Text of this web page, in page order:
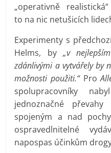
„operativně
to na nic netušicích
Experimenty s
Helms, by „v
zdánlivými a vytvářely by
možnosti použiti.“Pro
spolupracovníky
jednoznačné
spojeným a nad
ospravedlnitelné
napospas účinkům